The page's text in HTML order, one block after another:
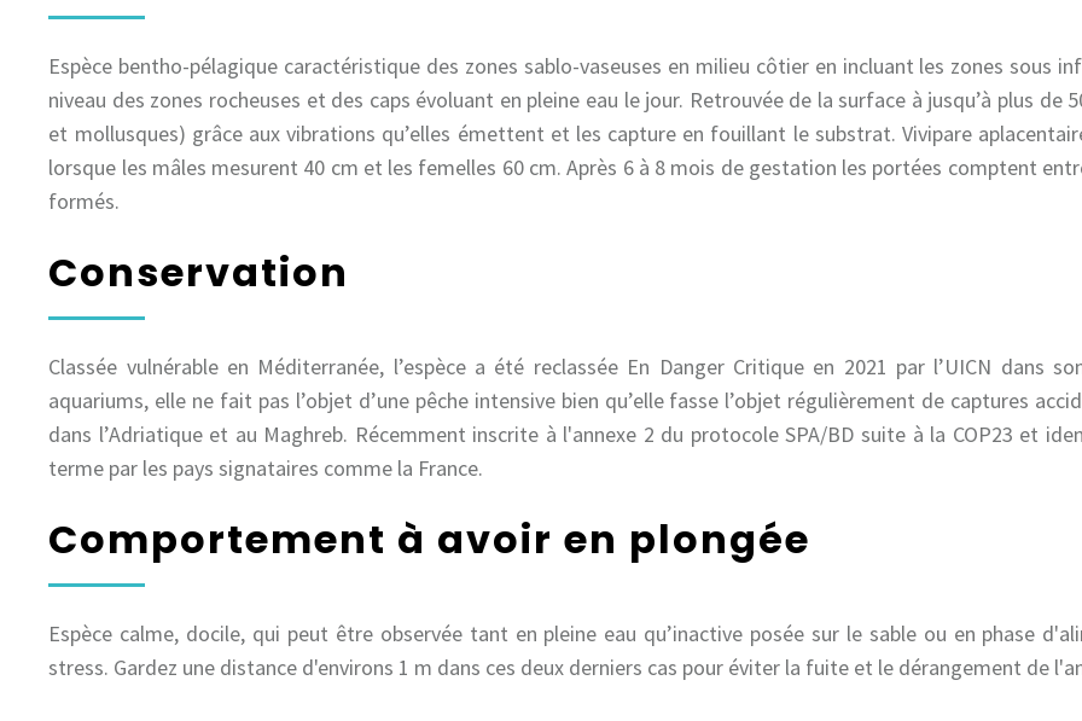
Espèce bentho-pélagique caractéristique des zones sablo-vaseuses en milieu côtier en incluant les zones sous
niveau des zones rocheuses et des caps évoluant en pleine eau le jour. Retrouvée de la surface à jusqu’à plus
et mollusques) grâce aux vibrations qu’elles émettent et les capture en fouillant le substrat. Vivipare
lorsque les mâles mesurent 40 cm et les femelles 60 cm. Après 6 à 8 mois de gestation les portées comptent
formés.
Conservation
Classée vulnérable en Méditerranée, l’espèce a été reclassée En Danger Critique en 2021 par l’UICN dans
aquariums, elle ne fait pas l’objet d’une pêche intensive bien qu’elle fasse l’objet régulièrement de captures
dans l’Adriatique et au Maghreb. Récemment inscrite à l'annexe 2 du protocole SPA/BD suite à la COP23 et
terme par les pays signataires comme la France.
Comportement à avoir en plongée
Espèce calme, docile, qui peut être observée tant en pleine eau qu’inactive posée sur le sable ou en phase
stress. Gardez une distance d'environs 1 m dans ces deux derniers cas pour éviter la fuite et le dérangement de